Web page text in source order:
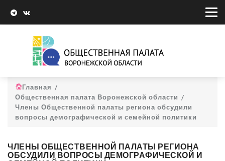
Главная
Общественная палата Воронежской области
Члены Общественной палаты региона обсудили
вопросы демографической и семейной политики
ЧЛЕНЫ ОБЩЕСТВЕННОЙ ПАЛАТЫ РЕГИОНА
ОБСУДИЛИ ВОПРОСЫ ДЕМОГРАФИЧЕСКОЙ И